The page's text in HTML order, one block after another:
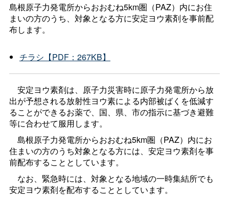
島根原子力発電所からおおむね5km圏（PAZ）内にお住
まいの方のうち、対象となる方に安定ヨウ素剤を事前配
布します。
チラシ【PDF：267KB】
安定ヨウ素剤は、原子力災害時に原子力発電所から放
出が予想される放射性ヨウ素による内部被ばくを低減す
ることができるお薬で、国、県、市の指示に基づき避難
等に合わせて服用します。
島根原子力発電所からおおむね5km圏（PAZ）内にお
住まいの方のうち対象となる方には、安定ヨウ素剤を事
前配布することとしています。
なお、 緊急時には、対象となる地域の一時集結所でも
安定ヨウ素剤を配布することとしています。